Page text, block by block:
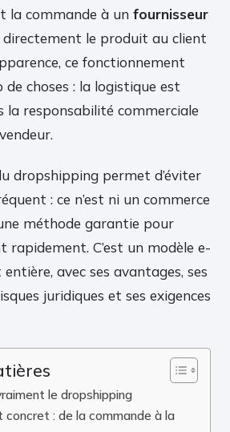
la commande à un fournisseur
directement le produit au client
ce fonctionnement
de choses : la logistique est
la responsabilité commerciale
dropshipping permet d’éviter
: ce n’est ni un commerce
méthode garantie pour
rapidement. C’est un modèle e-
avec ses avantages, ses
juridiques et ses exigences
le dropshipping
concret : de la commande à la